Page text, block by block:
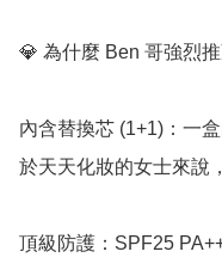
💎 為什麼 Ben 哥強烈
內含替換芯 (1+1)：一
於天天化妝的女士來說
頂級防護：SPF25